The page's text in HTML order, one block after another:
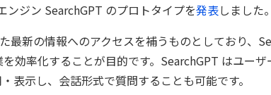
ンジン SearchGPT のプロトタイプを発表しました。
最新の情報へのアクセスを補うものとしており、
効率化することが目的です。SearchGPT はユー
表示し、会話形式で質問することも可能です。